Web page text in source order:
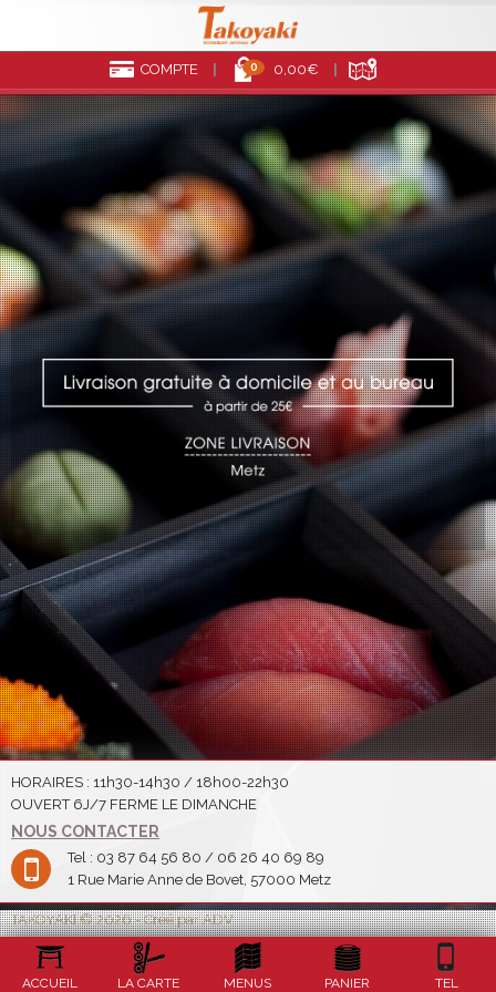
COMPTE 0 0,00€
HORAIRES : 11h30-14h30 / 18h00-22h30
OUVERT 6J/7 FERME LE DIMANCHE
NOUS CONTACTER
Tel : 03 87 64 56 80 / 06 26 40 69 89
1 Rue Marie Anne de Bovet, 57000 Metz
TAKOYAKI © 2026 - Créé par ADV
ACCUEIL LA CARTE MENUS PANIER TEL